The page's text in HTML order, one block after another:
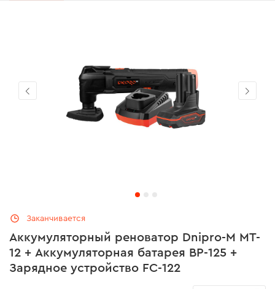
Аккумуляторный реноватор Dnipro-M MT-
12 + Аккумуляторная батарея BP-125 +
Зарядное устройство FC-122
Заканчивается